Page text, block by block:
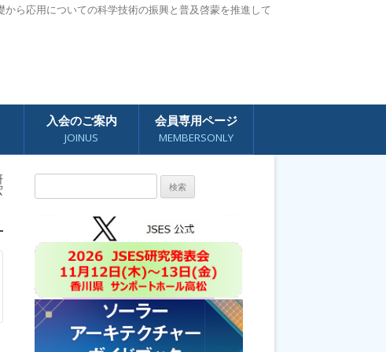
ら応用についての科学技術の振興と普及啓蒙を推進して
入会のご案内
JOINUS
会員専用ページ
MEMBERSONLY
索: